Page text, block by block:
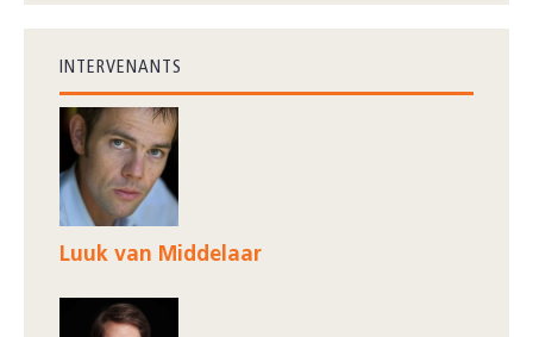
INTERVENANTS
Luuk van Middelaar